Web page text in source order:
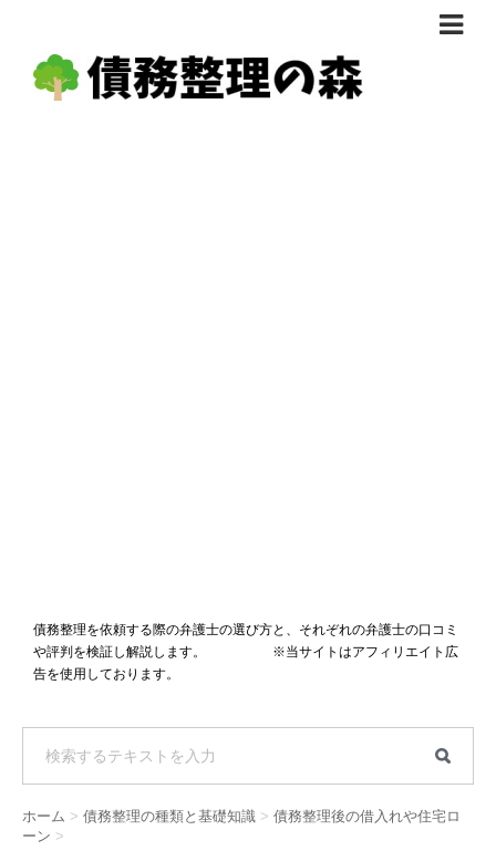
債務整理体験談
債務整理を依頼する際の弁護士の選び方と、それぞれの弁護士の口コミ
や評判を検証し解説します。 ※当サイトはアフィリエイト広
告を使用しております。
ホーム > 債務整理の種類と基礎知識 > 債務整理後の借入れや住宅ロ
ーン >